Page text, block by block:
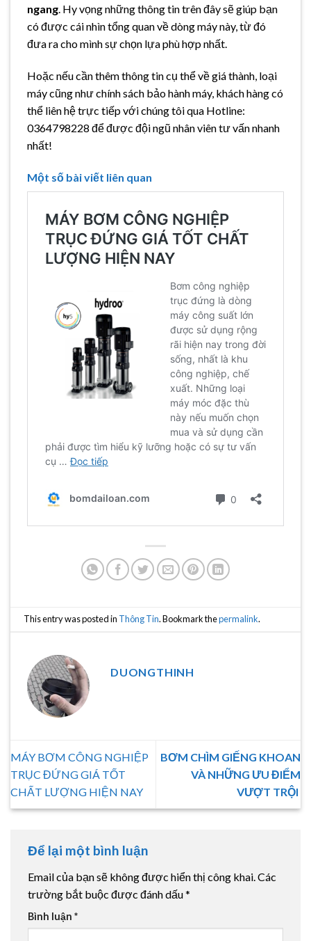
ngang. Hy vọng những thông tin trên đây sẽ giúp bạn
có được cái nhìn tổng quan về dòng máy này, từ đó
đưa ra cho mình sự chọn lựa phù hợp nhất.
Hoặc nếu cần thêm thông tin cụ thể về giá thành, loại
máy cũng như chính sách bảo hành máy, khách hàng có
thể liên hệ trực tiếp với chúng tôi qua Hotline:
0364798228 để được đội ngũ nhân viên tư vấn nhanh
nhất!
Một số bài viết liên quan
This entry was posted in Thông Tin. Bookmark thepermalink.
DUONGTHINH
MÁY BƠM CÔNG NGHIỆP
TRỤC ĐỨNG GIÁ TỐT
CHẤT LƯỢNG HIỆN NAY
BƠM CHÌM GIẾNG KHOAN
VÀ NHỮNG ƯU ĐIỂM
VƯỢT TRỘI
Để lại một bình luận
Email của bạn sẽ không được hiển thị công khai. Các
trường bắt buộc được đánh dấu*
Bình luận *